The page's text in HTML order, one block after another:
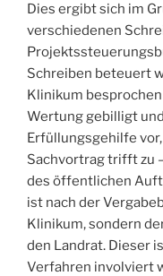
Dies ergibt sich im
verschiedenen
Schreiben beteuert
Klinikum
Wertung gebilligt
Erfüllungsgehilfe
Sachvortrag trifft zu
des öffentlichen
ist nach der
Klinikum, sondern
den Landrat. Dieser
Verfahren involviert